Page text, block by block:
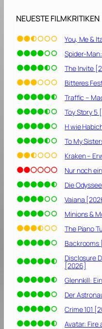
0
2
]
NEUESTE FILMKRITIKEN
You, Me &
Spider-
The Invite
Bitteres
Traffic –
Toy Story 5
H wie
To My
Kraken –
Nur noch
Die
Vaiana
Minions &
The Piano
Backrooms
Disclosure
[2026]
Glennkill:
Der
Crime 101
Avatar: Fire